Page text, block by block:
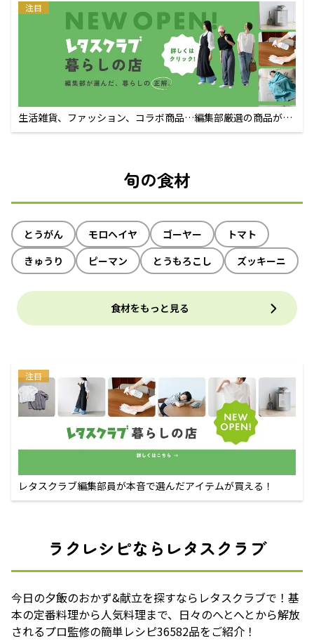
注目
生活雑貨、ファッション、コラボ商品…編集部厳選の商品が買
えるECサイト
旬の食材
とうがん モロヘイヤ ゴーヤー
トマト
きゅうり
ピーマン とうもろこし ズッキーニ
食材をもっと見る
注目
レタスクラブ編集部員が本音で選んだアイテムが買える！
ラクレシピならレタスクラブ
今日の夕飯のおかず&献立を探すならレタスクラブで！基
本の定番料理から人気料理まで、日々のへとへとから解放
されるプロ監修の簡単レシピ36582品をご紹介！